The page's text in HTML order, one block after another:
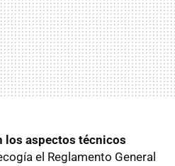
los aspectos técnicos
el Reglamento General